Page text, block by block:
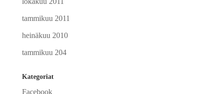
tammikuu 2011
heinäkuu 2010
tammikuu 204
Kategoriat
Facebook